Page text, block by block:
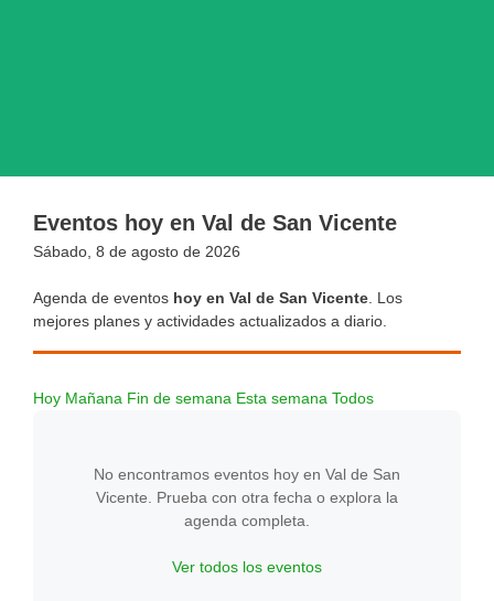
Eventos hoy en Val de San Vicente
Sábado, 8 de agosto de 2026
Agenda de eventos hoy en Val de San Vicente . Los
mejores planes y actividades actualizados a diario.
Hoy Mañana Fin de semana Esta semana Todos
No encontramos eventos hoy en Val de San
Vicente. Prueba con otra fecha o explora la
agenda completa.
Ver todos los eventos